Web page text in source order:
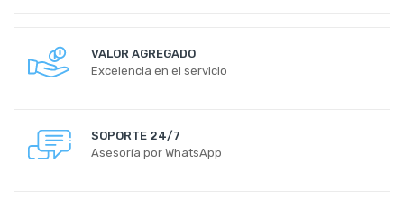
VALOR AGREGADO
Excelencia en el servicio
SOPORTE 24/7
Asesoría por WhatsApp